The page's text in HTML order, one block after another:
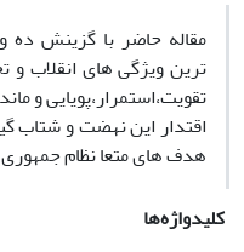
مقاله حاضر با گزینش
ترین ویژگی های انقلاب و
تقویت،استمرار،پویایی و
اقتدار این نهضت و شتاب
هدف های متعا نظام
کلیدواژه‌ها